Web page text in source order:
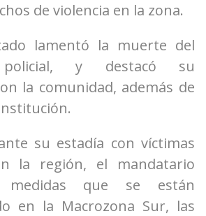
de violencia en la zona.
lamentó la muerte del
policial, y destacó su
la comunidad, además de
su estadía con víctimas
la región, el mandatario
medidas que se están
en la Macrozona Sur, las